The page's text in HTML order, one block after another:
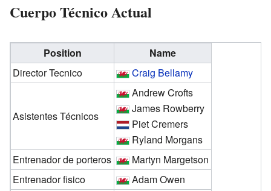
Cuerpo Técnico Actual
Position
Name
Director Tecnico
Craig Bellamy
Asistentes Técnicos
Andrew Crofts
James Rowberry
Piet Cremers
Ryland Morgans
Entrenador de porteros
Martyn Margetson
Entrenador fisico
Adam Owen